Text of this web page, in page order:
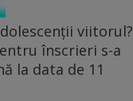
viitorul?
înscrieri s-a
la data de 11